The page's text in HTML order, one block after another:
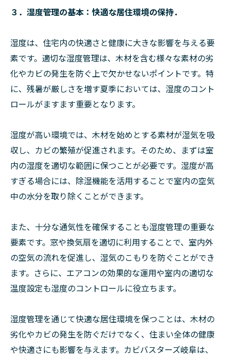
３．湿度管理の基本：快適な居住環境の保持．
湿度は、住宅内の快適さと健康に大きな影響を与える要
素です。適切な湿度管理は、木材を含む様々な素材の劣
化やカビの発生を防ぐ上で欠かせないポイントです。特
に、残暑が厳しさを増す夏季においては、湿度のコント
ロールがますます重要となります。
湿度が高い環境では、木材を始めとする素材が湿気を吸
収し、カビの繁殖が促進されます。そのため、まずは室
内の湿度を適切な範囲に保つことが必要です。湿度が高
すぎる場合には、除湿機能を活用することで室内の空気
中の水分を取り除くことができます。
また、十分な通気性を確保することも湿度管理の重要な
要素です。窓や換気扇を適切に利用することで、室内外
の空気の流れを促進し、湿気のこもりを防ぐことができ
ます。さらに、エアコンの効果的な運用や室内の適切な
温度設定も湿度のコントロールに役立ちます。
湿度管理を通じて快適な居住環境を保つことは、木材の
劣化やカビの発生を防ぐだけでなく、住まい全体の健康
や快適さにも影響を与えます。カビバスターズ岐阜は、